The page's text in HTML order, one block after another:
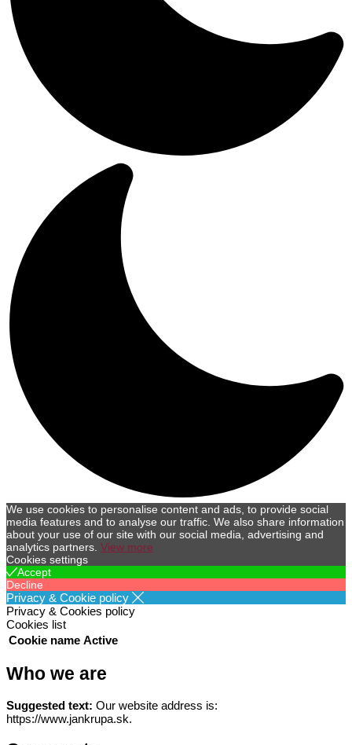
We use cookies to personalise content and ads, to provide social
media features and to analyse our traffic. We also share information
about your use of our site with our social media, advertising and
analytics partners. View more
Cookies settings
Accept
Decline
Privacy & Cookie policy
Privacy & Cookies policy
Cookies list
Cookie name Active
Who we are
Suggested text: Our website address is:
https://www.jankrupa.sk.